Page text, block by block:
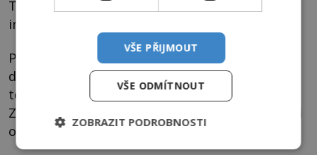
Této hypotéze nepřímo nasvědčují i další
indicie.
Podle Jaroslava Mareše a dalších badatelů se
děsivý opočlověk možná stává vzorem pro
temné americké sci-fi Predátor z roku 1987.
Zaslechli jeho scenáristé Jim a John Thomasovi
o zážitcích amerických vojáků ve Vietnamu?
VŠE PŘIJMOUT
VŠE ODMÍTNOUT
ZOBRAZIT PODROBNOSTI